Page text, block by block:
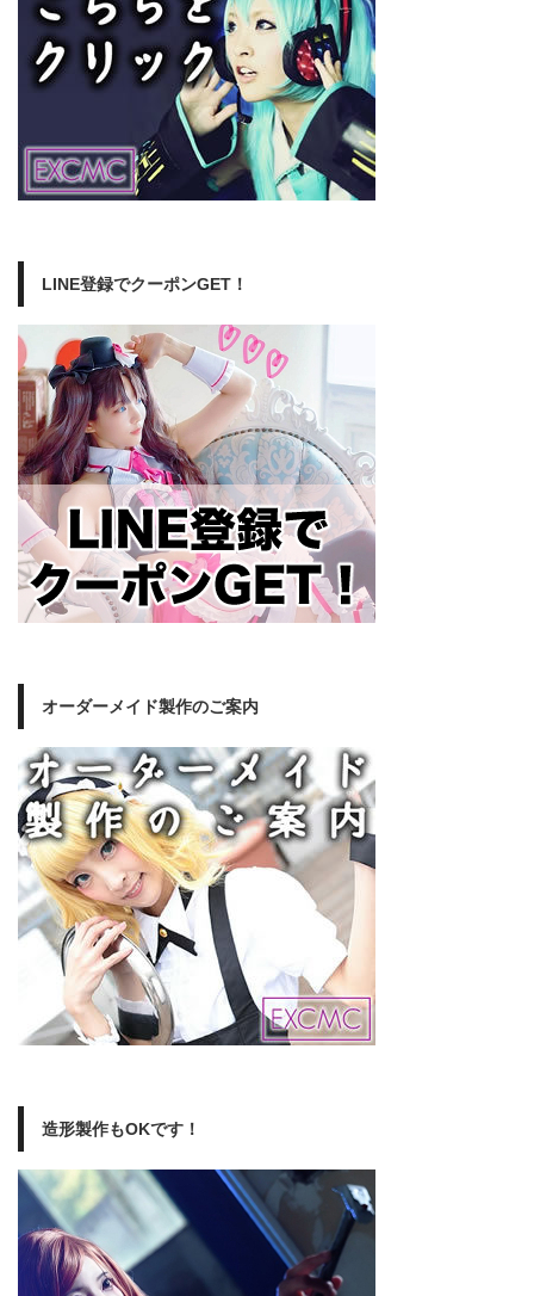
LINE登録でクーポンGET！
オーダーメイド製作のご案内
造形製作もOKです！